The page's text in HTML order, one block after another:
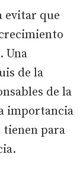
evitar que
Una
de la
de la
importancia
tienen para